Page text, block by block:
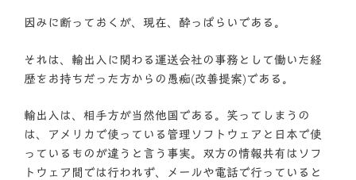
因みに断っておくが、現在、酔っぱらいである。
それは、輸出入に関わる運送会社の事務として働いた経
歴をお持ちだった方からの愚痴(改善提案)である。
輸出入は、相手方が当然他国である。笑ってしまうの
は、アメリカで使っている管理ソフトウェアと日本で使
っているものが違うと言う事実。双方の情報共有はソフ
トウェア間では行われず、メールや電話で行っていると